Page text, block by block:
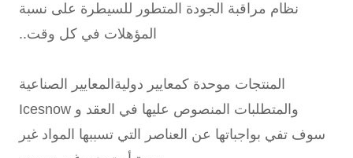
نظام مراقبة الجودة المتطور للسيطرة على نسبة
المؤهلات في كل وقت..
المنتجات موحدة كمعايير دوليةالمعايير الصناعية
والمتطلبات المنصوص عليها في العقد و Icesnow
سوف تفي بواجباتها عن العناصر التي تسببها المواد غير